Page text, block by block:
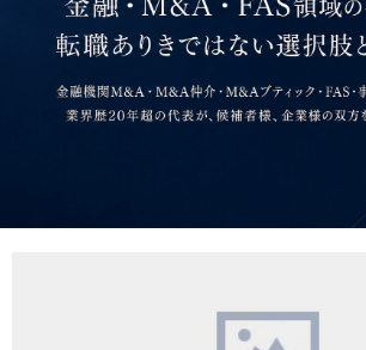
人材業界転職
インタビュー